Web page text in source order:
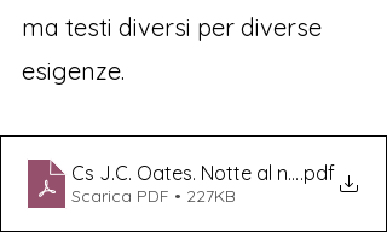
ma testi diversi per diverse
esigenze.
Cs J.C. Oates. Notte al neon.
.pdf
Scarica PDF • 227KB